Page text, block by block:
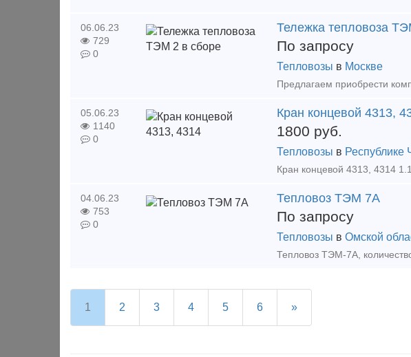
06.06.23
729
0
Тележка тепловоза
По запросу
Тепловозы в Москве
05.06.23
1140
0
Кран концевой 4313,
1800 руб.
Тепловозы в Республике
04.06.23
753
0
Тепловоз ТЭМ 7А
По запросу
Тепловозы в Омской
1 2 3 4 5 6 »